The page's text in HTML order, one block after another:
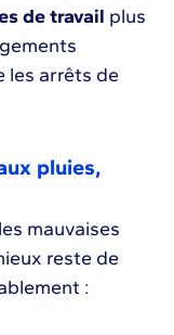
de travail plus
les arrêts de
pluies,
mauvaises
reste de
: